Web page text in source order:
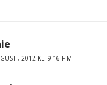
2012 KL. 9:16 F M